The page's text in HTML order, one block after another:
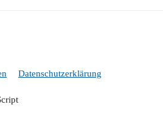
Datenschutzerklärung